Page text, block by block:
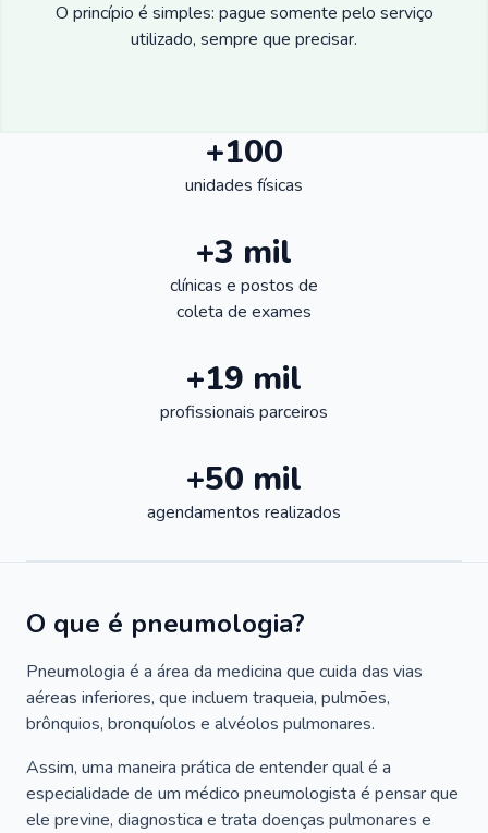
O princípio é simples: pague somente pelo serviço
utilizado, sempre que precisar.
+100
unidades físicas
+3 mil
clínicas e postos de
coleta de exames
+19 mil
profissionais parceiros
+50 mil
agendamentos realizados
O que é pneumologia?
Pneumologia é a área da medicina que cuida das vias
aéreas inferiores, que incluem traqueia, pulmões,
brônquios, bronquíolos e alvéolos pulmonares.
Assim, uma maneira prática de entender qual é a
especialidade de um médico pneumologista é pensar que
ele previne, diagnostica e trata doenças pulmonares e